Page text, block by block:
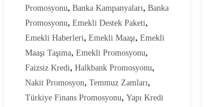
Promosyonu, Banka Kampanyaları, Banka
Promosyonu, Emekli Destek Paketi,
Emekli Haberleri, Emekli Maaşı, Emekli
Maaşı Taşıma, Emekli Promosyonu,
Faizsiz Kredi, Halkbank Promosyonu,
Nakit Promosyon, Temmuz Zamları,
Türkiye Finans Promosyonu, Yapı Kredi